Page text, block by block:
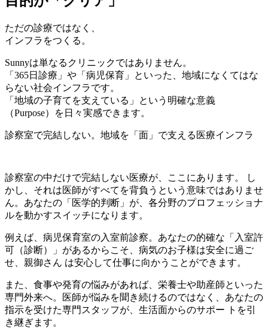
ただの診療ではなく、
インフラをつくる。
Sunnyは単なるクリニックではありません。
「365日診療」や「病児保育」といった、地域になくてはな
らない社会インフラです。
「地域の子育てを支えている」という明確な意義
（Purpose）を日々実感できます。
診察室で完結しない。地域を「面」で支える医療インフラ
診察室の中だけで完結しない医療が、ここにあります。 し
かし、それは医師がすべてを背負うという意味ではありませ
ん。あなたの「医学的判断」が、各分野のプロフェッショナ
ルを動かすスイッチになります。
例えば、病児保育室の入室前診察。あなたの的確な「入室許
可（診断）」があるからこそ、病気のお子様は安全に過ご
せ、親御さん は安心して仕事に向かうことができます。
また、食事や発育の悩みがあれば、栄養士や助産師といった
専門外来へ。医師が悩みを聞き続けるのではなく、あなたの
指示を受けた専門スタッフが、生活面からのサポー トを引
き継ぎます。